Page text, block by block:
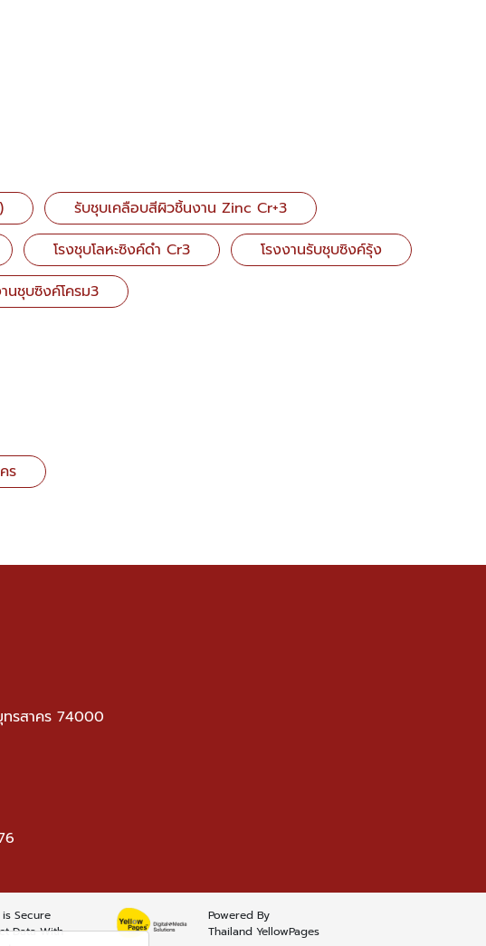
รับชุบเคลือบสีผิวชิ้นงาน Zinc Cr+3
โรงชุบโลหะซิงค์ดำ Cr3
โรงงานรับชุบซิงค์รุ้ง
นชุบซิงค์โครม3
ร
ทรสาคร 74000
Secure
Data With
Powered By
Thailand YellowPages